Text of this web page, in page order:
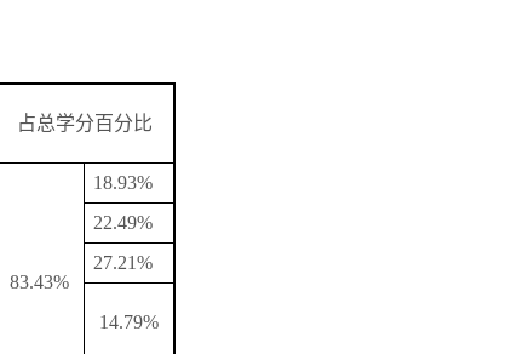
占总学分百分比
83.43%
18.93%
22.49%
27.21%
14.79%